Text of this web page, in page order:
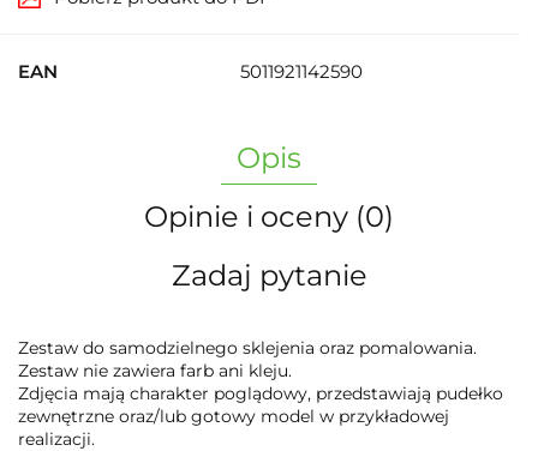
EAN 5011921142590
Opis
Opinie i oceny (0)
Zadaj pytanie
Zestaw do samodzielnego sklejenia oraz pomalowania.
Zestaw nie zawiera farb ani kleju.
Zdjęcia mają charakter poglądowy, przedstawiają pudełko
zewnętrzne oraz/lub gotowy model w przykładowej
realizacji.